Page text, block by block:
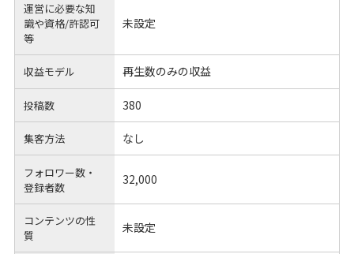
運営に必要な知
識や資格/許認可
等
未設定
収益モデル 再生数のみの収益
投稿数 380
集客方法 なし
フォロワー数・
登録者数
32,000
コンテンツの性
質
未設定